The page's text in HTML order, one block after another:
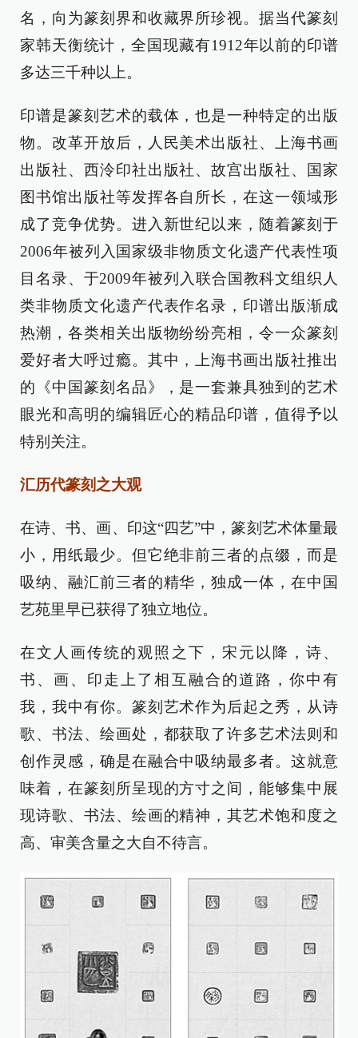
名，向为篆刻界和收藏界所珍视。据当代篆刻
家韩天衡统计，全国现藏有1912年以前的印谱
多达三千种以上。
印谱是篆刻艺术的载体，也是一种特定的出版
物。改革开放后，人民美术出版社、上海书画
出版社、西泠印社出版社、故宫出版社、国家
图书馆出版社等发挥各自所长，在这一领域形
成了竞争优势。进入新世纪以来，随着篆刻于
2006年被列入国家级非物质文化遗产代表性项
目名录、于2009年被列入联合国教科文组织人
类非物质文化遗产代表作名录，印谱出版渐成
热潮，各类相关出版物纷纷亮相，令一众篆刻
爱好者大呼过瘾。其中，上海书画出版社推出
的《中国篆刻名品》，是一套兼具独到的艺术
眼光和高明的编辑匠心的精品印谱，值得予以
特别关注。
汇历代篆刻之大观
在诗、书、画、印这“四艺”中，篆刻艺术体量最
小，用纸最少。但它绝非前三者的点缀，而是
吸纳、融汇前三者的精华，独成一体，在中国
艺苑里早已获得了独立地位。
在文人画传统的观照之下，宋元以降，诗、
书、画、印走上了相互融合的道路，你中有
我，我中有你。篆刻艺术作为后起之秀，从诗
歌、书法、绘画处，都获取了许多艺术法则和
创作灵感，确是在融合中吸纳最多者。这就意
味着，在篆刻所呈现的方寸之间，能够集中展
现诗歌、书法、绘画的精神，其艺术饱和度之
高、审美含量之大自不待言。